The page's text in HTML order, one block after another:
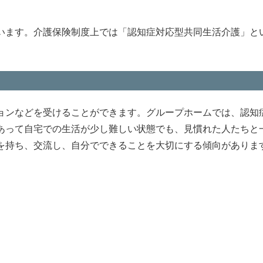
す。介護保険制度上では「認知症対応型共同生活介護」と
などを受けることができます。グループホームでは、認知
て自宅での生活が少し難しい状態でも、見慣れた人たちと
ち、交流し、自分でできることを大切にする傾向がありま